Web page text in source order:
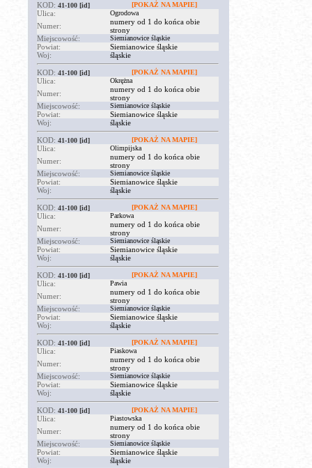
KOD: 41-100 [id] [POKAŻ NA MAPIE]
Ulica: Ogrodowa
Numer:
numery od 1 do końca obie
strony
Miejscowość:
Siemianowice śląskie
Powiat:
Siemianowice śląskie
Woj:
śląskie
KOD: 41-100 [id] [POKAŻ NA MAPIE]
Ulica: Okrężna
Numer:
numery od 1 do końca obie
strony
Miejscowość:
Siemianowice śląskie
Powiat:
Siemianowice śląskie
Woj:
śląskie
KOD: 41-100 [id] [POKAŻ NA MAPIE]
Ulica: Olimpijska
Numer:
numery od 1 do końca obie
strony
Miejscowość:
Siemianowice śląskie
Powiat:
Siemianowice śląskie
Woj:
śląskie
KOD: 41-100 [id] [POKAŻ NA MAPIE]
Ulica: Parkowa
Numer:
numery od 1 do końca obie
strony
Miejscowość:
Siemianowice śląskie
Powiat:
Siemianowice śląskie
Woj:
śląskie
KOD: 41-100 [id] [POKAŻ NA MAPIE]
Ulica: Pawia
Numer:
numery od 1 do końca obie
strony
Miejscowość:
Siemianowice śląskie
Powiat:
Siemianowice śląskie
Woj:
śląskie
KOD: 41-100 [id] [POKAŻ NA MAPIE]
Ulica: Piaskowa
Numer:
numery od 1 do końca obie
strony
Miejscowość:
Siemianowice śląskie
Powiat:
Siemianowice śląskie
Woj:
śląskie
KOD: 41-100 [id] [POKAŻ NA MAPIE]
Ulica: Piastowska
Numer:
numery od 1 do końca obie
strony
Miejscowość:
Siemianowice śląskie
Powiat:
Siemianowice śląskie
Woj:
śląskie